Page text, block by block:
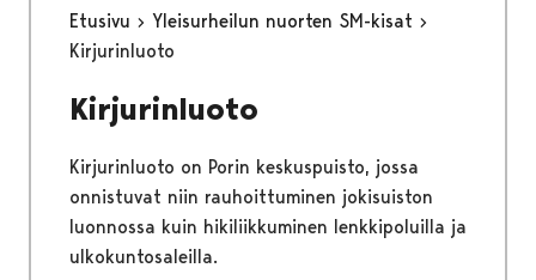
Etusivu
Yleisurheilun nuorten SM-kisat
Kirjurinluoto
Kirjurinluoto
Kirjurinluoto on Porin keskuspuisto, jossa
onnistuvat niin rauhoittuminen jokisuiston
luonnossa kuin hikiliikkuminen lenkkipoluilla ja
ulkokuntosaleilla.